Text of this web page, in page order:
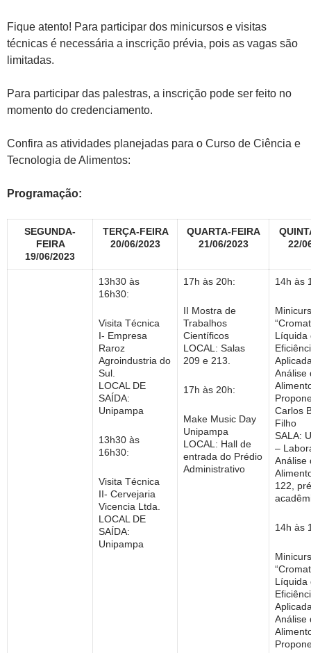
Fique atento! Para participar dos minicursos e visitas
técnicas é necessária a inscrição prévia, pois as vagas são
limitadas.
Para participar das palestras, a inscrição pode ser feito no
momento do credenciamento.
Confira as atividades planejadas para o Curso de Ciência e
Tecnologia de Alimentos:
Programação:
SEGUNDA-
FEIRA
19/06/2023
TERÇA-FEIRA
20/06/2023
QUARTA-FEIRA
21/06/2023
22/
13h30 às
16h30:
Visita Técnica
I- Empresa
Raroz
Agroindustria do
Sul.
LOCAL DE
SAÍDA:
Unipampa
13h30 às
16h30:
Visita Técnica
II- Cervejaria
Vicencia Ltda.
LOCAL DE
SAÍDA:
Unipampa
17h às 20h:
II Mostra de
Trabalhos
Científicos
LOCAL: Salas
209 e 213.
17h às 20h:
Make Music Day
Unipampa
LOCAL: Hall de
entrada do Prédio
Administrativo
14h às
Líquida
Análise
Carlos
Filho
SALA:
–
Análise
122,
14h às
Líquida
Análise